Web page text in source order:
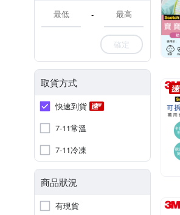
-
確定
取貨方式
快速到貨
7-11常溫
7-11冷凍
商品狀況
有現貨